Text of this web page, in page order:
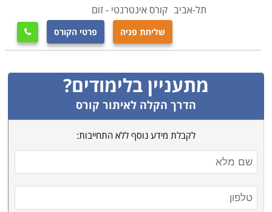
תל-אביב קורס אינטרנטי - זום
שליחת פניה פרטי הקורס 
מתעניין בלימודים?
הדרך הקלה לאיתור קורס
לקבלת מידע נוסף ללא התחייבות: